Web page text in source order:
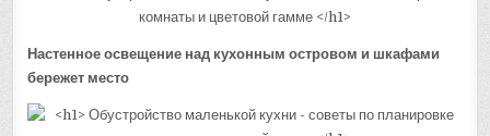
Настенное освещение над кухонным островом и шкафами
бережет место